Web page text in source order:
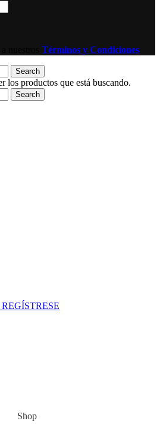
Términos y Condiciones
Search
los productos que está buscando.
Search
Shop